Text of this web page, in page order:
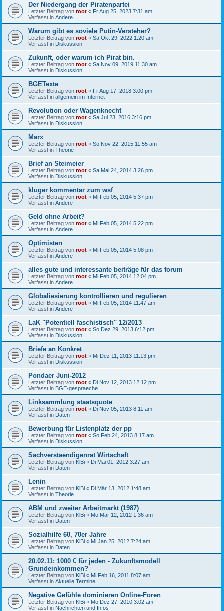
Der Niedergang der Piratenpartei
Letzter Beitrag von root « Fr Aug 25, 2023 7:31 am
Verfasst in Andere
Warum gibt es soviele Putin-Versteher?
Letzter Beitrag von root « Sa Okt 29, 2022 1:20 am
Verfasst in Diskussion
Zukunft, oder warum ich Pirat bin.
Letzter Beitrag von root « Sa Nov 09, 2019 11:30 am
Verfasst in Diskussion
BGETexte
Letzter Beitrag von root « Fr Aug 17, 2018 3:00 pm
Verfasst in allgemein im Internet
Revolution oder Wagenknecht
Letzter Beitrag von root « Sa Jul 23, 2016 3:16 pm
Verfasst in Diskussion
Marx
Letzter Beitrag von root « So Nov 22, 2015 11:55 am
Verfasst in Theorie
Brief an Steimeier
Letzter Beitrag von root « Sa Mai 24, 2014 3:26 pm
Verfasst in Diskussion
kluger kommentar zum wsf
Letzter Beitrag von root « Mi Feb 05, 2014 5:37 pm
Verfasst in Andere
Geld ohne Arbeit?
Letzter Beitrag von root « Mi Feb 05, 2014 5:22 pm
Verfasst in Andere
Optimisten
Letzter Beitrag von root « Mi Feb 05, 2014 5:08 pm
Verfasst in Andere
alles gute und interessante beiträge für das forum
Letzter Beitrag von root « Mi Feb 05, 2014 12:04 pm
Verfasst in Andere
Globaliesierung kontrollieren und regulieren
Letzter Beitrag von root « Mi Feb 05, 2014 11:47 am
Verfasst in Andere
LaK "Potentiell faschistisch" 12/2013
Letzter Beitrag von root « So Dez 29, 2013 6:12 pm
Verfasst in Diskussion
Briefe an Konkret
Letzter Beitrag von root « Mi Dez 11, 2013 11:13 pm
Verfasst in Diskussion
Pondaer Juni-2012
Letzter Beitrag von root « Di Nov 12, 2013 12:12 pm
Verfasst in BGE-gespraeche
Linksammlung staatsquote
Letzter Beitrag von root « Di Nov 05, 2013 8:11 am
Verfasst in Daten
Bewerbung für Listenplatz der pp
Letzter Beitrag von root « So Feb 24, 2013 8:17 am
Verfasst in Diskussion
Sachverstaendigenrat Wirtschaft
Letzter Beitrag von KlBi « Di Mai 01, 2012 3:27 am
Verfasst in Daten
Lenin
Letzter Beitrag von KlBi « Di Mär 13, 2012 1:48 am
Verfasst in Theorie
ABM und zweiter Arbeitmarkt (1987)
Letzter Beitrag von KlBi « Mo Mär 12, 2012 1:36 am
Verfasst in Daten
Sozialhilfe 60, 70er Jahre
Letzter Beitrag von KlBi « Mi Jan 25, 2012 7:24 am
Verfasst in Daten
20.02.11: 1000 € für jeden - Zukunftsmodell
Grundeinkommen?
Letzter Beitrag von KlBi « Mi Feb 16, 2011 8:07 am
Verfasst in Aktuelle Termine
Negative Gefühle dominieren Online-Foren
Letzter Beitrag von KlBi « Mo Dez 27, 2010 3:02 am
Verfasst in Nachrichten und Infos